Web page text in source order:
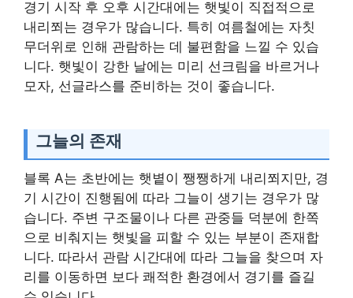
경기 시작 후 오후 시간대에는 햇빛이 직접적으로
내리쬐는 경우가 많습니다. 특히 여름철에는 자칫
무더위로 인해 관람하는 데 불편함을 느낄 수 있습
니다. 햇빛이 강한 날에는 미리 선크림을 바르거나
모자, 선글라스를 준비하는 것이 좋습니다.
그늘의 존재
블록 A는 초반에는 햇볕이 쨍쨍하게 내리쬐지만, 경
기 시간이 진행됨에 따라 그늘이 생기는 경우가 많
습니다. 주변 구조물이나 다른 관중들 덕분에 한쪽
으로 비춰지는 햇빛을 피할 수 있는 부분이 존재합
니다. 따라서 관람 시간대에 따라 그늘을 찾으며 자
리를 이동하면 보다 쾌적한 환경에서 경기를 즐길